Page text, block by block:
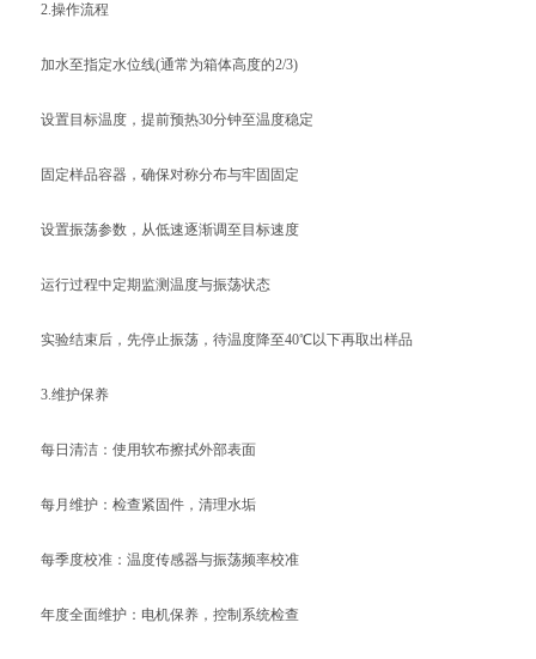
2.操作流程
加水至指定水位线(通常为箱体高度的2/3)
设置目标温度，提前预热30分钟至温度稳定
固定样品容器，确保对称分布与牢固固定
设置振荡参数，从低速逐渐调至目标速度
运行过程中定期监测温度与振荡状态
实验结束后，先停止振荡，待温度降至40℃以下再取出样品
3.维护保养
每日清洁：使用软布擦拭外部表面
每月维护：检查紧固件，清理水垢
每季度校准：温度传感器与振荡频率校准
年度全面维护：电机保养，控制系统检查